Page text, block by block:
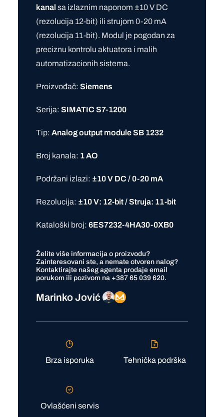
kanal sa izlaznim naponom ±10 V DC
(rezolucija 12-bit) ili strujom 0-20 mA
(rezolucija 11-bit). Modul je pogodan za
preciznu kontrolu aktuatora i malih
automatizacionih sistema.
Proizvođač: Siemens
Serija: SIMATIC S7-1200
Tip: Analog output module SB 1232
Broj kanala: 1 AO
Podržani izlazi: ±10 V DC / 0-20 mA
Rezolucija: ±10 V: 12-bit / Struja: 11-bit
Kataloški broj: 6ES7232-4HA30-0XB0
Želite više informacija o proizvodu?
Zainteresovani ste, a nemate otvoren nalog?
Kontaktirajte našeg agenta prodaje email
porukom ili pozivom na +387 65 039 620.
Marinko Jović
Brza isporuka Tehnička podrška
Ovlašćeni servis